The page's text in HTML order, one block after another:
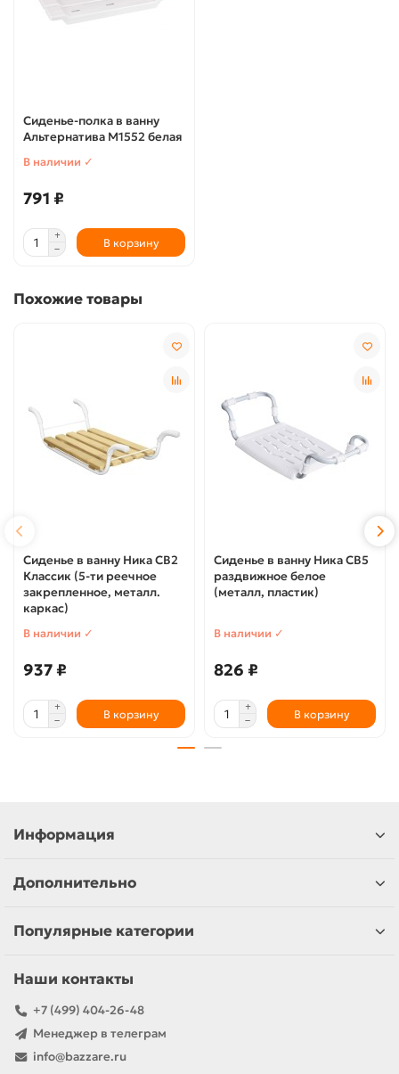
Сиденье-полка в ванну
Альтернатива М1552 белая
В наличии ✓
791 ₽
В корзину
Похожие товары
Сиденье в ванну Ника СВ2
Классик (5-ти реечное
закрепленное, металл.
каркас)
В наличии ✓
937 ₽
В корзину
Сиденье в ванну Ника СВ5
раздвижное белое
(металл, пластик)
В наличии ✓
826 ₽
В корзину
Информация
Дополнительно
Популярные категории
Наши контакты
+7 (499) 404-26-48
Менеджер в телеграм
info@bazzare.ru